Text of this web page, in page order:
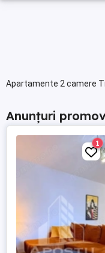
Apartamente 2 camere
Anunțuri
1